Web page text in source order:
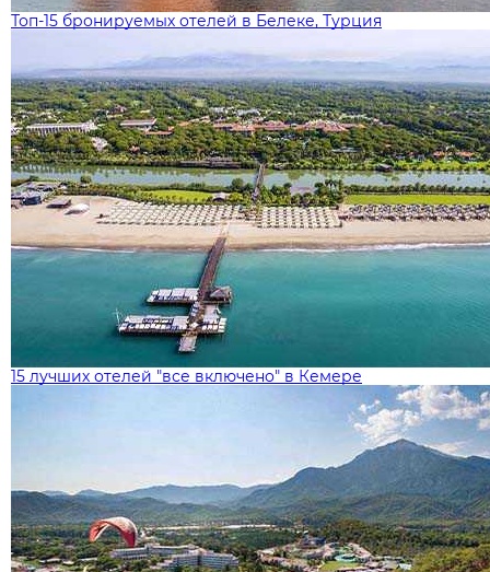
Топ-15 бронируемых отелей в Белеке, Турция
15 лучших отелей "все включено" в Кемере